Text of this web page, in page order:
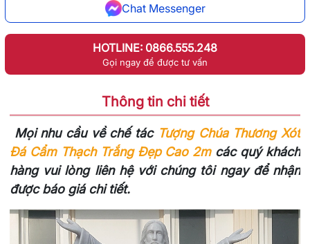
Chat Messenger
HOTLINE: 0866.555.248
Gọi ngay để được tư vấn
Thông tin chi tiết
Mọi nhu cầu về chế tác Tượng Chúa Thương Xót
Đá Cẩm Thạch Trắng Đẹp Cao 2m các quý khách
hàng vui lòng liên hệ với chúng tôi ngay để nhận
được báo giá chi tiết.